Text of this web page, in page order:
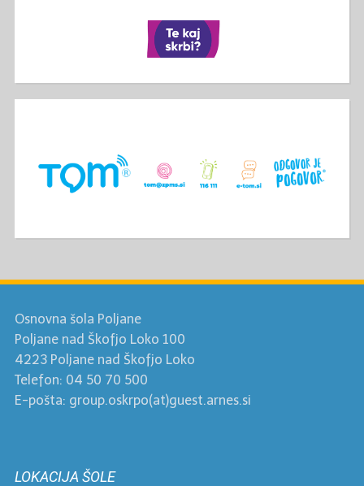
Osnovna šola Poljane
Poljane nad Škofjo Loko 100
4223 Poljane nad Škofjo Loko
Telefon: 04 50 70 500
E-pošta: group.oskrpo(at)guest.arnes.si
LOKACIJA ŠOLE